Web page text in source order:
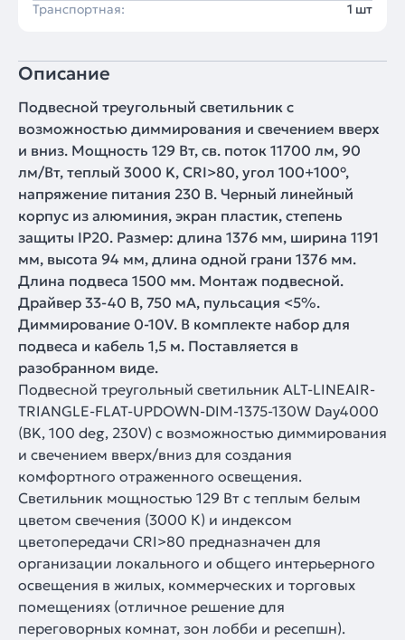
Транспортная:
1 шт
Описание
Подвесной треугольный светильник с
возможностью диммирования и свечением вверх
и вниз. Мощность 129 Вт, св. поток 11700 лм, 90
лм/Вт, теплый 3000 K, CRI>80, угол 100+100°,
напряжение питания 230 В. Черный линейный
корпус из алюминия, экран пластик, степень
защиты IP20. Размер: длина 1376 мм, ширина 1191
мм, высота 94 мм, длина одной грани 1376 мм.
Длина подвеса 1500 мм. Монтаж подвесной.
Драйвер 33-40 В, 750 мА, пульсация <5%.
Диммирование 0-10V. В комплекте набор для
подвеса и кабель 1,5 м. Поставляется в
разобранном виде.
Подвесной треугольный светильник ALT-LINEAIR-
TRIANGLE-FLAT-UPDOWN-DIM-1375-130W Day4000
(BK, 100 deg, 230V) с возможностью диммирования
и свечением вверх/вниз для создания
комфортного отраженного освещения.
Светильник мощностью 129 Вт с теплым белым
цветом свечения (3000 К) и индексом
цветопередачи CRI>80 предназначен для
организации локального и общего интерьерного
освещения в жилых, коммерческих и торговых
помещениях (отличное решение для
переговорных комнат, зон лобби и ресепшн).